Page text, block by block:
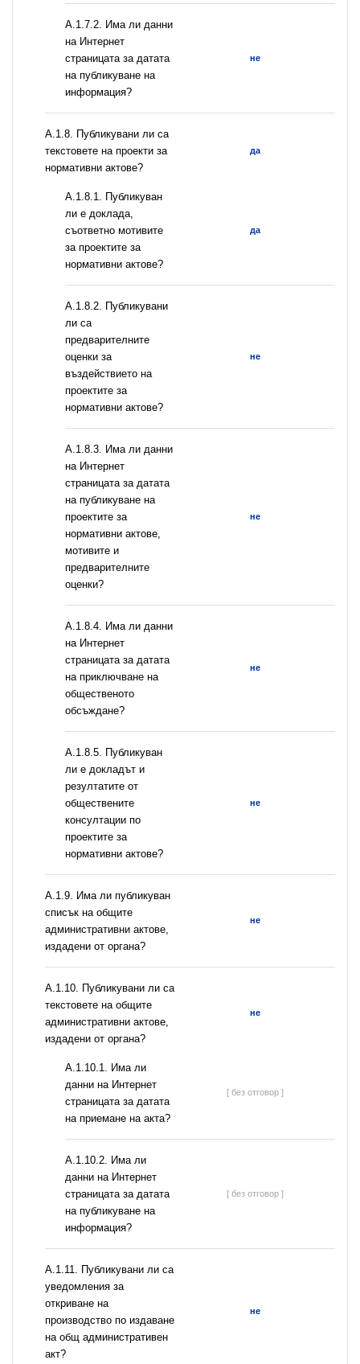
A.1.7.2. Има ли данни
на Интернет
страницата за датата
на публикуване на
информация?
не
А.1.8. Публикувани ли са
текстовете на проекти за
нормативни актове?
да
А.1.8.1. Публикуван
ли е доклада,
съответно мотивите
за проектите за
нормативни актове?
да
А.1.8.2. Публикувани
ли са
предварителните
оценки за
въздействието на
проектите за
нормативни актове?
не
A.1.8.3. Има ли данни
на Интернет
страницата за датата
на публикуване на
проектите за
нормативни актове,
мотивите и
предварителните
оценки?
не
A.1.8.4. Има ли данни
на Интернет
страницата за датата
на приключване на
общественото
обсъждане?
не
А.1.8.5. Публикуван
ли е докладът и
резултатите от
обществените
консултации по
проектите за
нормативни актове?
не
А.1.9. Има ли публикуван
списък на общите
административни актове,
издадени от органа?
не
А.1.10. Публикувани ли са
текстовете на общите
административни актове,
издадени от органа?
не
A.1.10.1. Има ли
данни на Интернет
страницата за датата
на приемане на акта?
[ без отговор ]
A.1.10.2. Има ли
данни на Интернет
страницата за датата
на публикуване на
информация?
[ без отговор ]
А.1.11. Публикувани ли са
уведомления за
откриване на
производство по издаване
на общ административен
акт?
не